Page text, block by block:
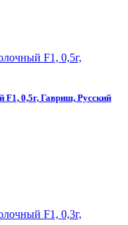
F1, 0,5г, Гавриш, Русский